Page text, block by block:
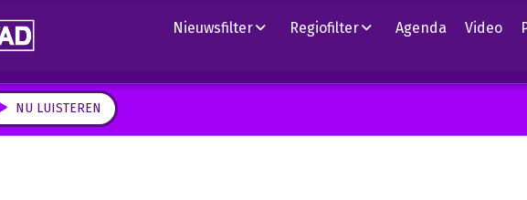
Nieuwsfilter Regiofilter Agenda Video
NU LUISTEREN